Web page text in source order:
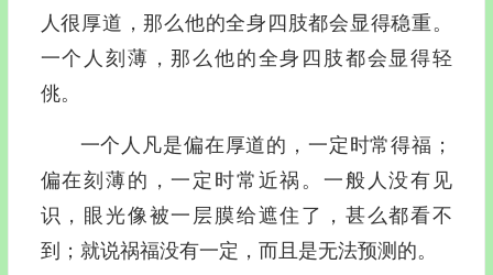
人很厚道，那么他的全身四肢都会显得稳重。
一个人刻薄，那么他的全身四肢都会显得轻
佻。
一个人凡是偏在厚道的，一定时常得福；
偏在刻薄的，一定时常近祸。一般人没有见
识，眼光像被一层膜给遮住了，甚么都看不
到；就说祸福没有一定，而且是无法预测的。